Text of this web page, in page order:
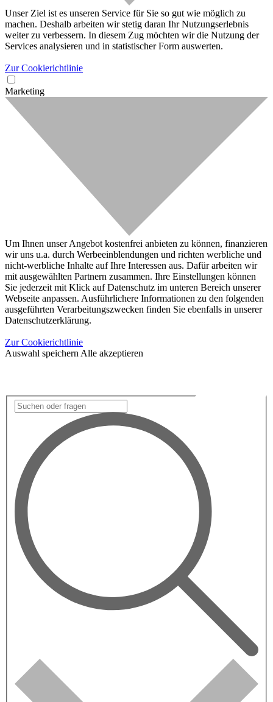
Unser Ziel ist es unseren Service für Sie so gut wie möglich zu
machen. Deshalb arbeiten wir stetig daran Ihr Nutzungserlebnis
weiter zu verbessern. In diesem Zug möchten wir die Nutzung der
Services analysieren und in statistischer Form auswerten.
Zur Cookierichtlinie
Marketing
Um Ihnen unser Angebot kostenfrei anbieten zu können, finanzieren
wir uns u.a. durch Werbeeinblendungen und richten werbliche und
nicht-werbliche Inhalte auf Ihre Interessen aus. Dafür arbeiten wir
mit ausgewählten Partnern zusammen. Ihre Einstellungen können
Sie jederzeit mit Klick auf Datenschutz im unteren Bereich unserer
Webseite anpassen. Ausführlichere Informationen zu den folgenden
ausgeführten Verarbeitungszwecken finden Sie ebenfalls in unserer
Datenschutzerklärung.
Zur Cookierichtlinie
Auswahl speichern Alle akzeptieren